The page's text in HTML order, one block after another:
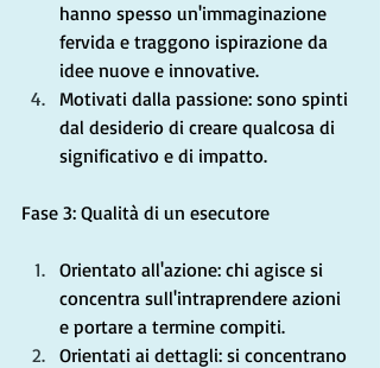
hanno spesso un'immaginazione
fervida e traggono ispirazione da
idee nuove e innovative.
Motivati ​​dalla passione: sono spinti
dal desiderio di creare qualcosa di
significativo e di impatto.
Fase 3: Qualità di un esecutore
Orientato all'azione: chi agisce si
concentra sull'intraprendere azioni
e portare a termine compiti.
Orientati ai dettagli: si concentrano